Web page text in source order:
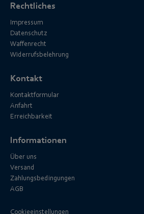
Rechtliches
Impressum
Datenschutz
Waffenrecht
Widerrufsbelehrung
Kontakt
Kontaktformular
Anfahrt
Erreichbarkeit
Informationen
Über uns
Versand
Zahlungsbedingungen
AGB
Cookieeinstellungen